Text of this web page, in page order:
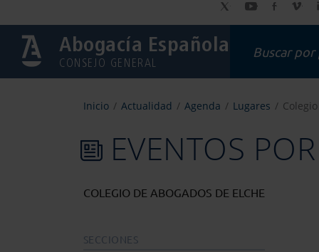
Abogacía Española
CONSEJO GENERAL
Inicio Actualidad Agenda Lugares
EVENTOS
COLEGIO DE ABOGADOS DE ELCHE
SECCIONES